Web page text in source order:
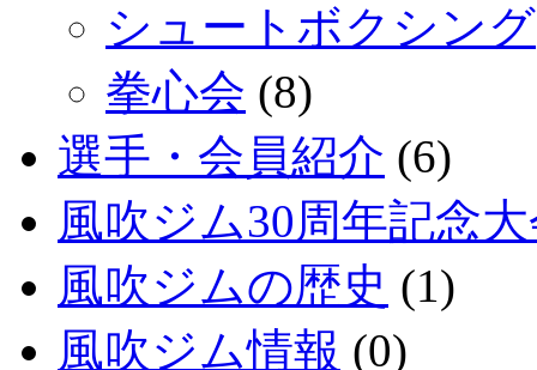
シュートボクシング
拳心会 (8)
選手・会員紹介 (6)
風吹ジム30周年記念
風吹ジムの歴史 (1)
風吹ジム情報 (0)